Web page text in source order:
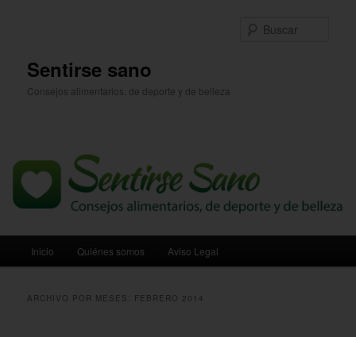
Sentirse sano
Consejos alimentarios, de deporte y de belleza
principal
Inicio Quiénes somos Aviso Legal
ARCHIVO POR MESES: FEBRERO 2014